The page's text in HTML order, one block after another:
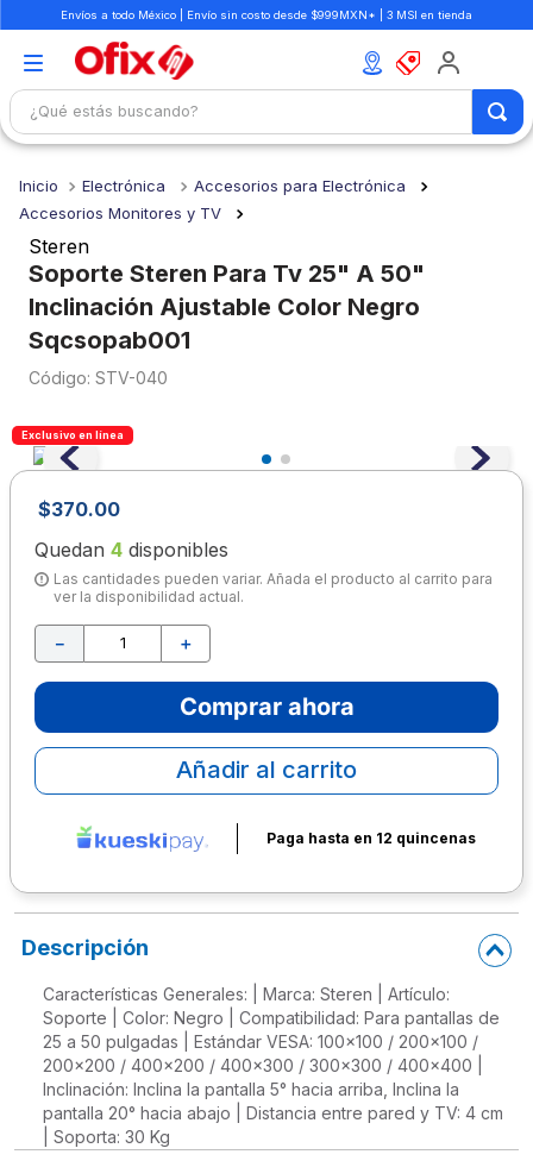
Envíos a todo México | Envío sin costo desde $999MXN* | 3 MSI en tienda
¿Qué estás buscando?
Electrónica
Accesorios para Electrónica
Accesorios Monitores y TV
Steren
Soporte Steren Para Tv 25" A 50"
Inclinación Ajustable Color Negro
Sqcsopab001
: STV-040
Exclusivo en línea
$370.00
Quedan 4 disponibles
Las cantidades pueden variar. Añada el producto al carrito para
ver la disponibilidad actual.
＋
－
Comprar ahora
Añadir al carrito
Paga hasta en 12 quincenas
Descripción
Características Generales: | Marca: Steren | Artículo:
Soporte | Color: Negro | Compatibilidad: Para pantallas de
25 a 50 pulgadas | Estándar VESA: 100x100 / 200x100 /
200x200 / 400x200 / 400x300 / 300x300 / 400x400 |
Inclinación: Inclina la pantalla 5° hacia arriba, Inclina la
pantalla 20° hacia abajo | Distancia entre pared y TV: 4 cm
| Soporta: 30 Kg
1.
mochilas
2.
3.
cuaderno
4 .
cuadernos
7.
escritorio
10